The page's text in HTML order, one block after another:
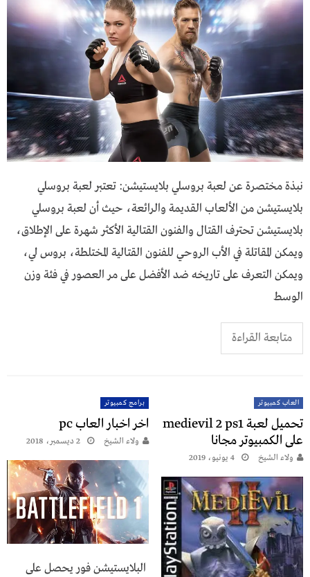
نبذة مختصرة عن لعبة بروسلي بلايستيشن: تعتبر لعبة بروسلي
بلايستيشن من الألعاب القديمة والرائعة، حيث أن لعبة بروسلي
بلايستيشن تحترف القتال والفنون القتالية الأكثر شهرة على الإطلاق،
ويمكن المقاتلة في الأب الروحي للفنون القتالية المختلطة، بروس لي،
ويمكن التعرف على تاريخه ضد الأفضل على مر العصور في فئة وزن
الوسط
متابعة القراءة
العاب كمبيوتر
تحميل لعبة medievil 2 ps1
على الكمبيوتر مجانا
ولاء الشيخ 4 يونيو، 2019
برامج كمبيوتر
اخر اخبار العاب pc
ولاء الشيخ 2 ديسمبر، 2018
البلايستيشن فور يحصل على